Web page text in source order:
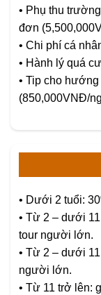
• Phụ thu
đơn
• Chi phí cá
• Hành lý quá
• Tip cho
(850,000VNĐ/
• Dưới 2 tuổi:
• Từ 2 – dưới
tour người lớn.
• Từ 2 – dưới
người lớn.
• Từ 11 trở lên: